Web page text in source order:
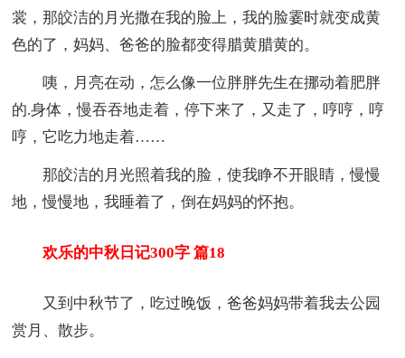
裳，那皎洁的月光撒在我的脸上，我的脸霎时就变成黄
色的了，妈妈、爸爸的脸都变得腊黄腊黄的。
咦，月亮在动，怎么像一位胖胖先生在挪动着肥胖
的.身体，慢吞吞地走着，停下来了，又走了，哼哼，哼
哼，它吃力地走着……
那皎洁的月光照着我的脸，使我睁不开眼睛，慢慢
地，慢慢地，我睡着了，倒在妈妈的怀抱。
欢乐的中秋日记300字 篇18
又到中秋节了，吃过晚饭，爸爸妈妈带着我去公园
赏月、散步。